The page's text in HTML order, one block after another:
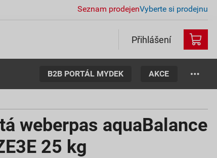
Seznam prodejenVyberte si prodejnu
Přihlášení
B2B PORTÁL MYDEK AKCE
weberpas aquaBalance
25 kg